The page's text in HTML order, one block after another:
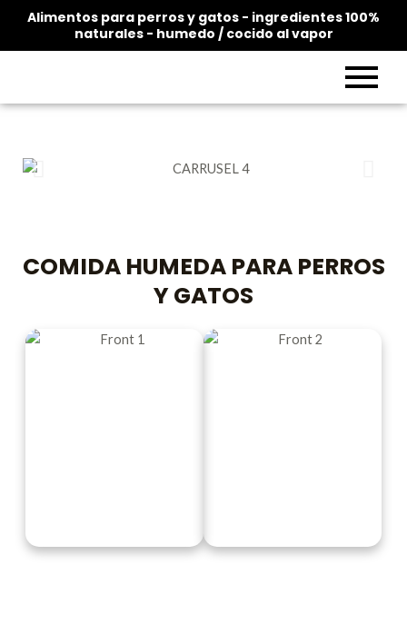
Alimentos para perros y gatos - ingredientes 100%
naturales - humedo / cocido al vapor
COMIDA HUMEDA PARA PERROS
YGATOS